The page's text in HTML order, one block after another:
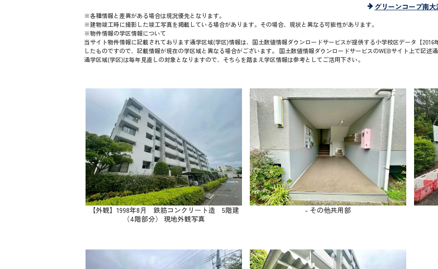
グリーンコープ南大
※各種情報と差異がある場合は現況優先となります。
※建物竣工時に撮影した竣工写真を掲載している場合があります。その場合、現状と異なる可能性があります。
※物件情報の学区情報について
当サイト物件情報に記載されております通学区域(学区)情報は、国土数値情報ダウンロードサービスが提供する小学校区データ【2016
したものですので、記載情報が現在の学区域と異なる場合がございます。 国土数値情報ダウンロードサービスのWEBサイト上で記述
通学区域(学区)は毎年見直しの対象となりますので、そちらを踏まえ学区情報は参考としてご活用下さい。
【外観】1998年8月 鉄筋コンクリート造 5階建
（4階部分） 現地外観写真
- その他共用部